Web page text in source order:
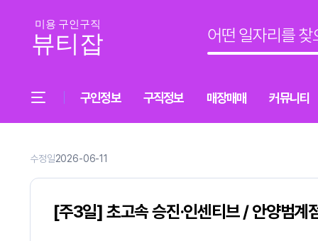
구인정보 구직정보 매장매매 커뮤니티
수정일2026-06-11
[주3일] 초고속 승진·인센티브 / 안양범계